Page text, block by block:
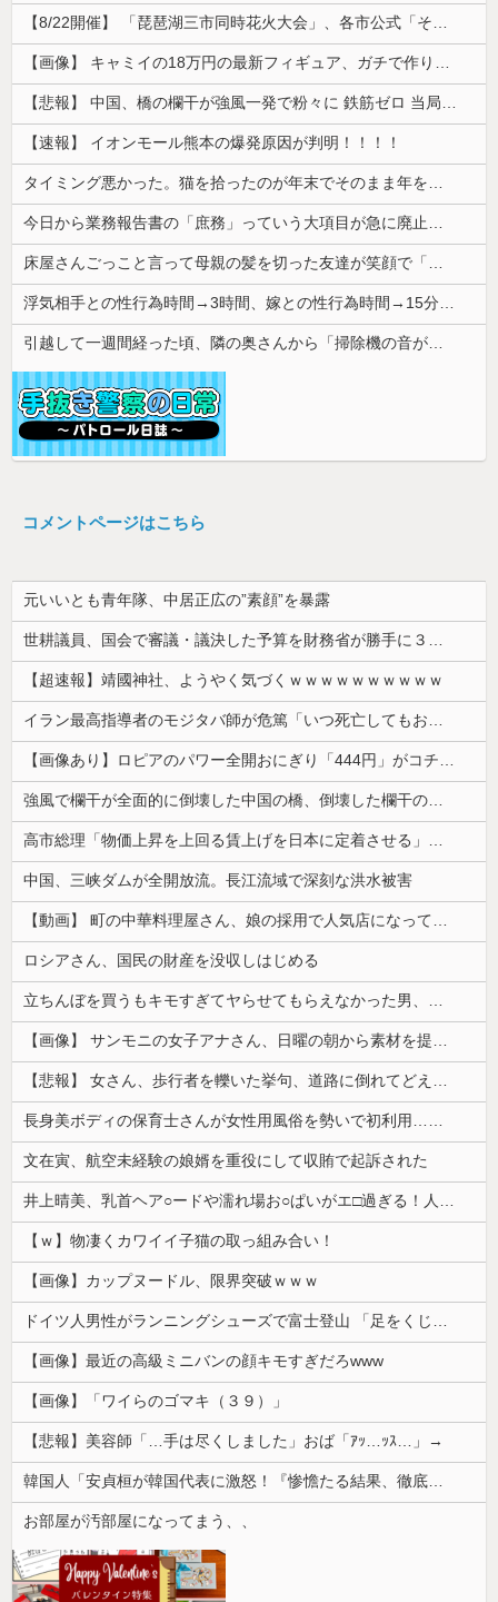
【速報】 イオンモール熊本の爆発原因が判明！！！！
コメントページはこちら
元いいとも青年隊、中居正広の”素顔”を暴露
世耕議員、国会で審議・議決した予算を財務省が勝手に３兆円動かしていると指摘・問題視
【超速報】靖國神社、ようやく気づくｗｗｗｗｗｗｗｗｗｗ
イラン最高指導者のモジタバ師が危篤「いつ死亡してもおかしくない」…イラン大統領「意思疎通はかなり難しい」！
【画像あり】ロピアのパワー全開おにぎり「444円」がコチラｗｗｗｗｗ
強風で欄干が全面的に倒壊した中国の橋、倒壊した欄干の破片を調べると凄まじい事実が発覚して……
高市総理「物価上昇を上回る賃上げを日本に定着させる」⇒ 国家公務員月給3.51％増へ
中国、三峡ダムが全開放流。長江流域で深刻な洪水被害
【動画】 町の中華料理屋さん、娘の採用で人気店になってしまう
ロシアさん、国民の財産を没収しはじめる
立ちんぼを買うもキモすぎてヤらせてもらえなかった男、代わりの足コキでまさかの大量身寸米青ｗｗｗ
【画像】 サンモニの女子アナさん、日曜の朝から素材を提供してしまう
【悲報】 女さん、歩行者を轢いた挙句、道路に倒れてどえらいことになってしまうw w w w w w w
長身美ボディの保育士さんが女性用風俗を勢いで初利用…子供に絶対見せられないメスの顔でイキまくり。
文在寅、航空未経験の娘婿を重役にして収賄で起訴された
井上晴美、乳首ヘア○ードや濡れ場お○ぱいがエ□過ぎる！人生最後のラスト写真集、最高！！
【ｗ】物凄くカワイイ子猫の取っ組み合い！
【画像】カップヌードル、限界突破ｗｗｗ
ドイツ人男性がランニングシューズで富士登山 「足をくじいて動けない」
【画像】最近の高級ミニバンの顔キモすぎだろwww
【画像】「ワイらのゴマキ（３９）」
【悲報】美容師「…手は尽くしました」おば「ｱｯ…ｯｽ…」→
韓国人「安貞桓が韓国代表に激怒！『惨憺たる結果、徹底的な刷新が必要だ』と監督や協会を痛烈批判」
お部屋が汚部屋になってまう、、